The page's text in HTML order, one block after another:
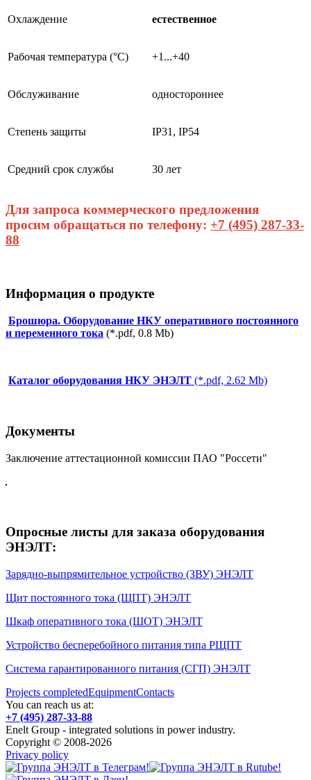
Охлаждение естественное
Рабочая температура (°С) +1...+40
Обслуживание одностороннее
Степень защиты IP31, IP54
Средний срок службы 30 лет
Для запроса коммерческого предложения
просим обращаться по телефону: +7 (495) 287-33-
88
Информация о продукте
Брошюра. Оборудование НКУ оперативного постоянного
и переменного тока (*.pdf, 0.8 Мb)
Каталог оборудования НКУ ЭНЭЛТ (*.pdf, 2.62 Мb)
Документы
Заключение аттестационной комиссии ПАО "Россети"
Опросные листы для заказа оборудования
ЭНЭЛТ:
Зарядно-выпрямительное устройство (ЗВУ) ЭНЭЛТ
Щит постоянного тока (ЩПТ) ЭНЭЛТ
Шкаф оперативного тока (ШОТ) ЭНЭЛТ
Устройство бесперебойного питания типа РЩПТ
Система гарантированного питания (СГП) ЭНЭЛТ
Projects completedEquipmentContacts
You can reach us at:
+7 (495) 287-33-88
Enelt Group - integrated solutions in power industry.
Copyright © 2008-2026
Privacy policy